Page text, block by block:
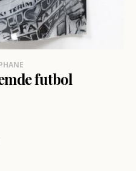
futbol